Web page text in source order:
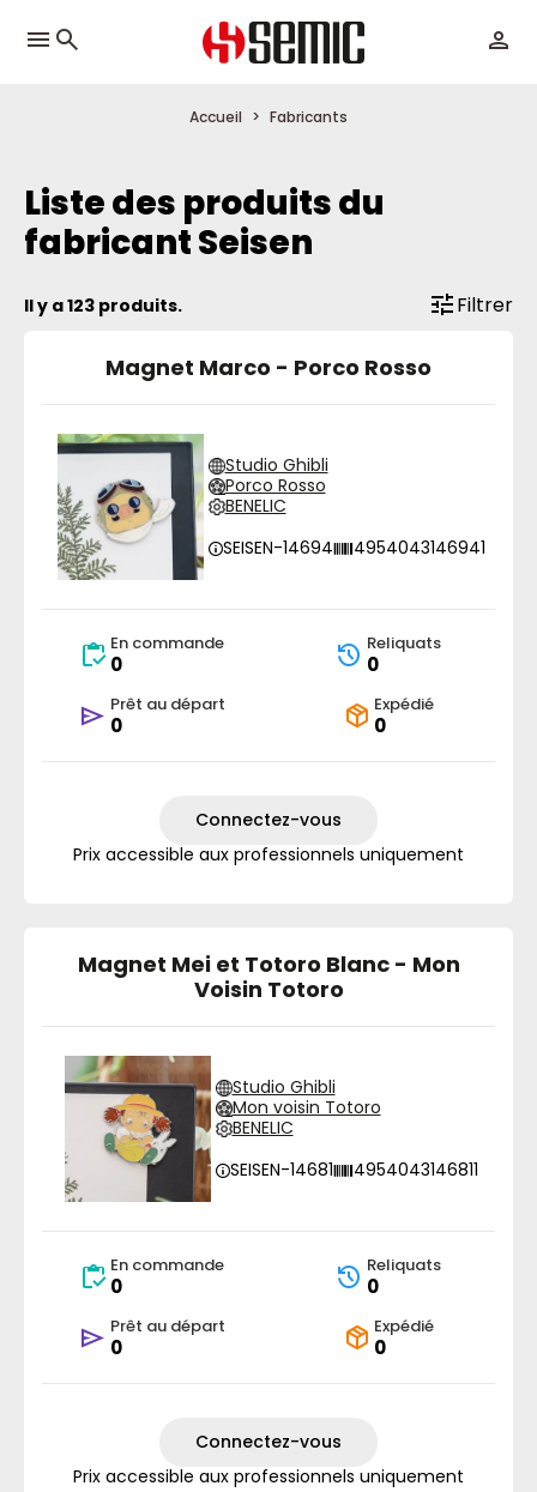
menu
Accueil Fabricants
Liste des produits du
fabricant Seisen
Il y a 123 produits. Filtrer
Magnet Marco - Porco Rosso
Studio Ghibli
Porco Rosso
BENELIC
SEISEN-14694
4954043146941
En commande
0
Reliquats
0
Prêt au départ
0
Expédié
0
Connectez-vous
Prix accessible aux professionnels uniquement
Magnet Mei et Totoro Blanc - Mon
Voisin Totoro
Studio Ghibli
Mon voisin Totoro
BENELIC
SEISEN-14681
4954043146811
En commande
0
Reliquats
0
Prêt au départ
0
Expédié
0
Connectez-vous
Prix accessible aux professionnels uniquement